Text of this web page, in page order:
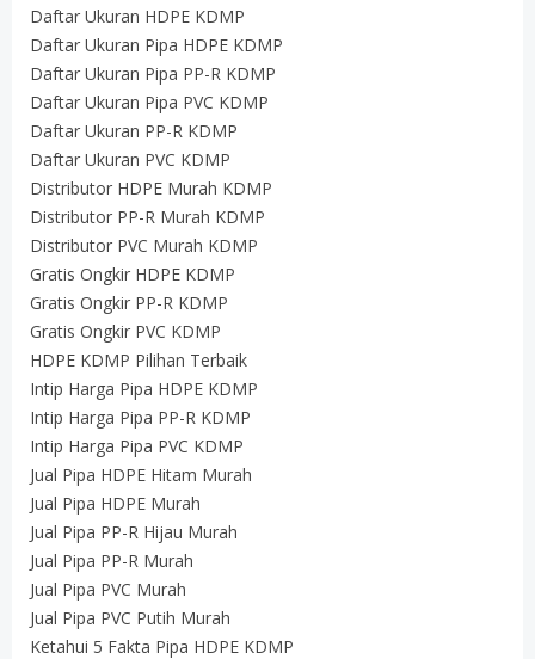
Daftar Ukuran HDPE KDMP
Daftar Ukuran Pipa HDPE KDMP
Daftar Ukuran Pipa PP-R KDMP
Daftar Ukuran Pipa PVC KDMP
Daftar Ukuran PP-R KDMP
Daftar Ukuran PVC KDMP
Distributor HDPE Murah KDMP
Distributor PP-R Murah KDMP
Distributor PVC Murah KDMP
Gratis Ongkir HDPE KDMP
Gratis Ongkir PP-R KDMP
Gratis Ongkir PVC KDMP
HDPE KDMP Pilihan Terbaik
Intip Harga Pipa HDPE KDMP
Intip Harga Pipa PP-R KDMP
Intip Harga Pipa PVC KDMP
Jual Pipa HDPE Hitam Murah
Jual Pipa HDPE Murah
Jual Pipa PP-R Hijau Murah
Jual Pipa PP-R Murah
Jual Pipa PVC Murah
Jual Pipa PVC Putih Murah
Ketahui 5 Fakta Pipa HDPE KDMP